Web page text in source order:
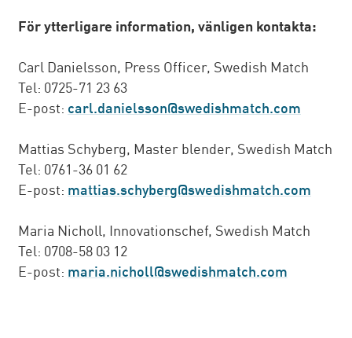
För ytterligare information, vänligen kontakta:
Carl Danielsson, Press Officer, Swedish Match
Tel: 0725-71 23 63
E-post: carl.danielsson@swedishmatch.com
Mattias Schyberg, Master blender, Swedish Match
Tel: 0761-36 01 62
E-post: mattias.schyberg@swedishmatch.com
Maria Nicholl, Innovationschef, Swedish Match
Tel: 0708-58 03 12
E-post: maria.nicholl@swedishmatch.com